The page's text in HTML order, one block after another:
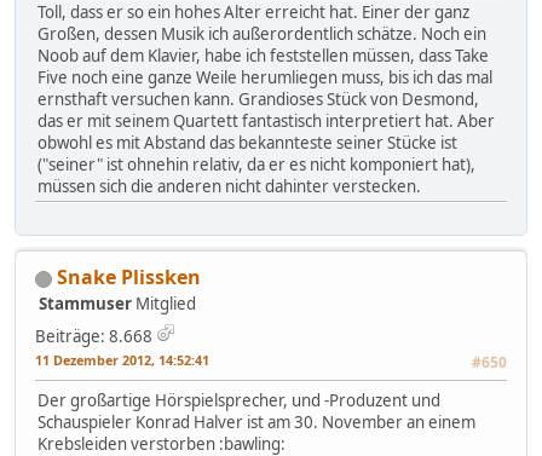
Toll, dass er so ein hohes Alter erreicht hat. Einer der ganz
Großen, dessen Musik ich außerordentlich schätze. Noch ein
Noob auf dem Klavier, habe ich feststellen müssen, dass Take
Five noch eine ganze Weile herumliegen muss, bis ich das mal
ernsthaft versuchen kann. Grandioses Stück von Desmond,
das er mit seinem Quartett fantastisch interpretiert hat. Aber
obwohl es mit Abstand das bekannteste seiner Stücke ist
("seiner" ist ohnehin relativ, da er es nicht komponiert hat),
müssen sich die anderen nicht dahinter verstecken.
Snake Plissken
Stammuser Mitglied
Beiträge: 8.668
11 Dezember 2012, 14:52:41 #650
Der großartige Hörspielsprecher, und -Produzent und
Schauspieler Konrad Halver ist am 30. November an einem
Krebsleiden verstorben :bawling: